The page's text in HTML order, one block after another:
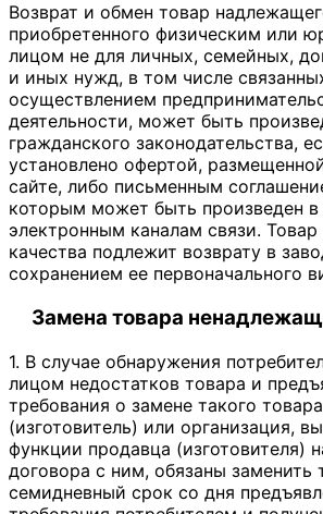
Возврат и обмен товар
приобретенного физическим или
лицом не для личных, семейных,
и иных нужд, в том числе
осуществлением
деятельности, может быть
гражданского законодательства,
установлено офертой,
сайте, либо письменным
которым может быть произведен в
электронным каналам связи.
качества подлежит возврату в
сохранением ее первоначального
Замена товара
1. В случае обнаружения
лицом недостатков товара и
требования о замене такого
(изготовитель) или организация,
функции продавца (изготовителя)
договора с ним, обязаны заменить
семидневный срок со дня